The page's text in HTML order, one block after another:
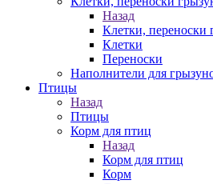
Назад
Клетки, переноски
Клетки
Переноски
Наполнители для
Птицы
Назад
Птицы
Корм для птиц
Назад
Корм для птиц
Корм